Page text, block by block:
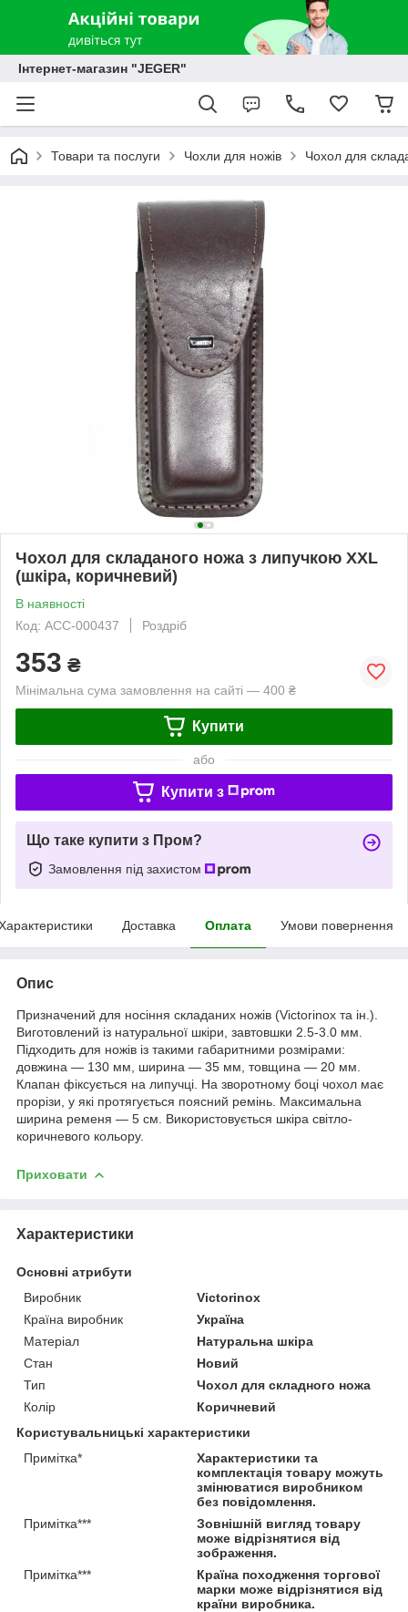
Інтернет-магазин "JEGER"
Товари та послуги Чохли для ножів Чохол для
Чохол для складаного ножа з липучкою XXL
(шкіра, коричневий)
В наявності
Код: ACC-000437
Роздріб
353 ₴
Мінімальна сума замовлення на сайті — 400 ₴
Купити
або
Купити з
Що таке купити з Пром?
Замовлення під захистом
Доставка Оплата Умови повернення
Опис
Призначений для носіння складаних ножів (Victorinox та ін.).
Виготовлений із натуральної шкіри, завтовшки 2.5-3.0 мм.
Підходить для ножів із такими габаритними розмірами:
довжина — 130 мм, ширина — 35 мм, товщина — 20 мм.
Клапан фіксується на липучці. На зворотному боці чохол має
прорізи, у які протягується поясний ремінь. Максимальна
ширина ременя — 5 см. Використовується шкіра світло-
коричневого кольору.
Приховати
Характеристики
Основні атрибути
Виробник
Victorinox
Країна виробник
Україна
Матеріал
Натуральна шкіра
Стан
Новий
Тип
Чохол для складного ножа
Колір
Коричневий
Користувальницькі характеристики
Примітка*
Характеристики та
комплектація товару можуть
змінюватися виробником
без повідомлення.
Примітка***
Зовнішній вигляд товару
може відрізнятися від
зображення.
Примітка***
Країна походження торгової
марки може відрізнятися від
країни виробника.